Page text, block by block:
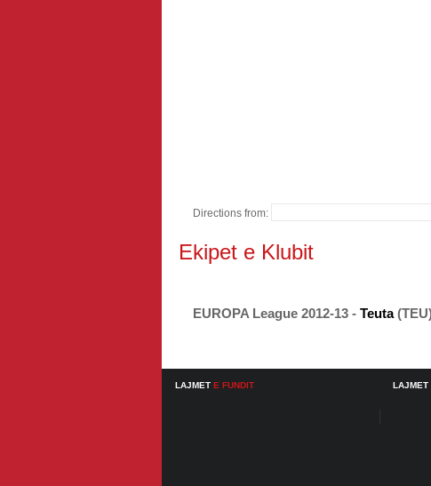
Directions from:
Ekipet e Klubit
EUROPA League 2012-13 - Teuta
LAJMET E FUNDIT LAJMET